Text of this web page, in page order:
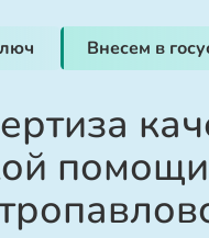
Внесем в
помощи